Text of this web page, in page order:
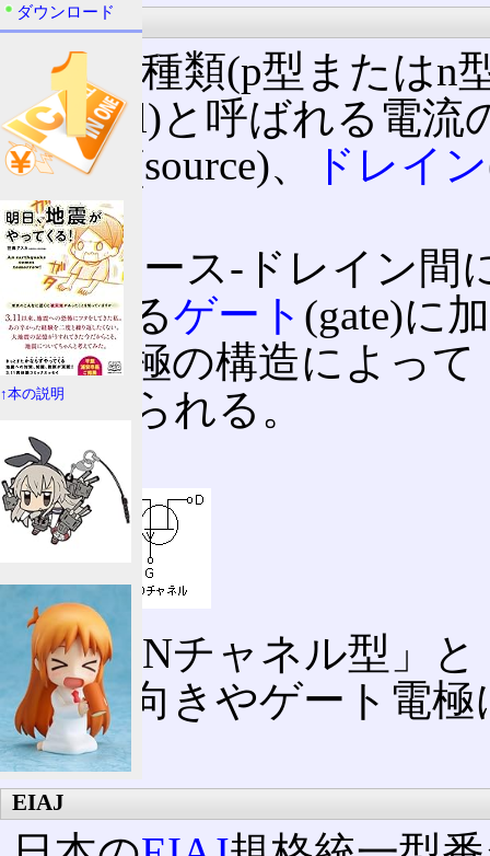
p型とn型
単一の種類(p型または
(channel)と呼ばれる電
ソース
(source)、 ドレイン
る。
このソース‐ドレイン間
極であるゲート (gate)に
ート電極の構造によって
に分けられる。
FET
なお「Nチャネル型」
電流の向きやゲート電
る。
EIAJ
ダウンロード
↑本の説明